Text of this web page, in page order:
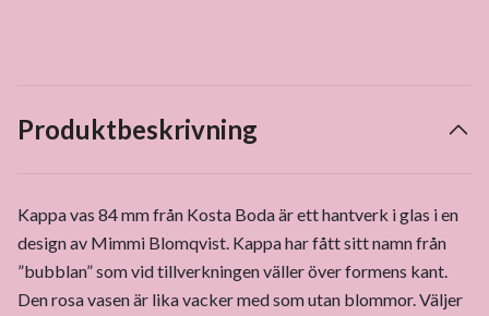
Produktbeskrivning
Kappa vas 84 mm från Kosta Boda är ett hantverk i glas i en
design av Mimmi Blomqvist. Kappa har fått sitt namn från
”bubblan” som vid tillverkningen väller över formens kant.
Den rosa vasen är lika vacker med som utan blommor. Väljer